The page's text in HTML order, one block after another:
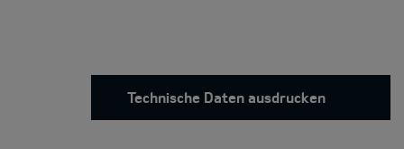
Technische Daten ausdrucken